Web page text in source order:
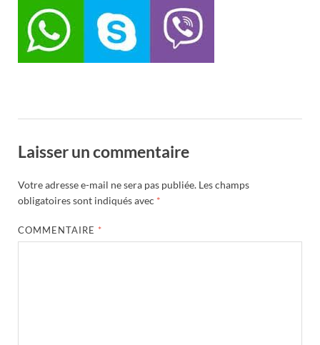
Laisser un commentaire
Votre adresse e-mail ne sera pas publiée. Les champs
obligatoires sont indiqués avec *
COMMENTAIRE *